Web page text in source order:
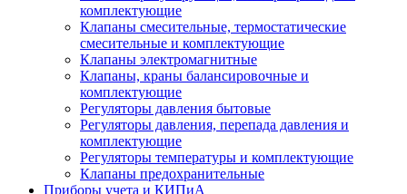
комплектующие
Клапаны смесительные, термостатические
смесительные и комплектующие
Клапаны электромагнитные
Клапаны, краны балансировочные и
комплектующие
Регуляторы давления бытовые
Регуляторы давления, перепада давления и
комплектующие
Регуляторы температуры и комплектующие
Клапаны предохранительные
Приборы учета и КИПиА